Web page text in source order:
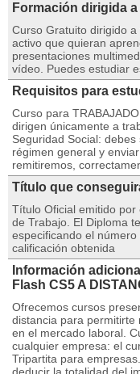
Formación dirigida a
Curso Gratuito dirigido
activo que quieran
presentaciones
vídeo. Puedes estudiar
Requisitos para
Curso para
dirigen únicamente a
Seguridad Social:
régimen general y
remitiremos,
Título que
Título Oficial emitido
de Trabajo. El Diploma
especificando el
calificación obtenida
Información
Flash CS5 A
Ofrecemos cursos
distancia para permitirte
en el mercado laboral.
cualquier empresa: el
Tripartita para